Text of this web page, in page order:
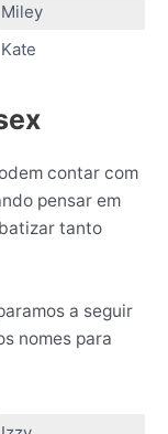
Miley
Kate
contar com
pensar em
tanto
a seguir
nomes para